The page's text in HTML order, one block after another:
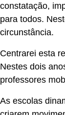
constatação,
para todos.
circunstância.
Centrarei esta
Nestes dois
professores
As escolas